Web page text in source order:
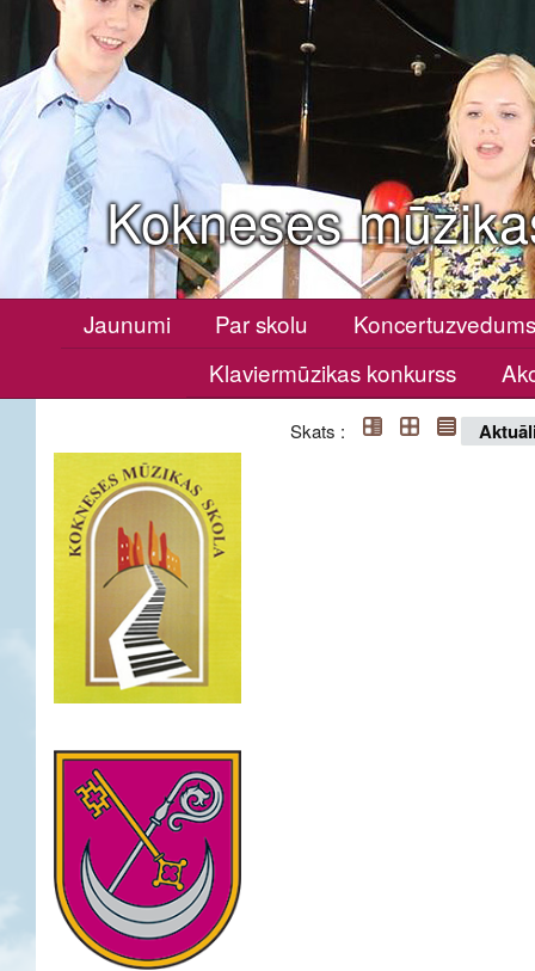
Kokneses
Jaunumi Par skolu
Klaviermūzikas konkurss
Skats :